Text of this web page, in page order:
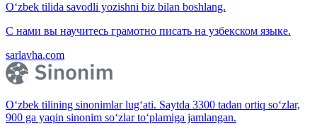
O‘zbek tilida savodli yozishni biz bilan boshlang.
С нами вы научитесь грамотно писать на узбекском языке.
sarlavha.com
O‘zbek tilining sinonimlar lug‘ati. Saytda 3300 tadan ortiq so‘zlar,
900 ga yaqin sinonim so‘zlar to‘plamiga jamlangan.